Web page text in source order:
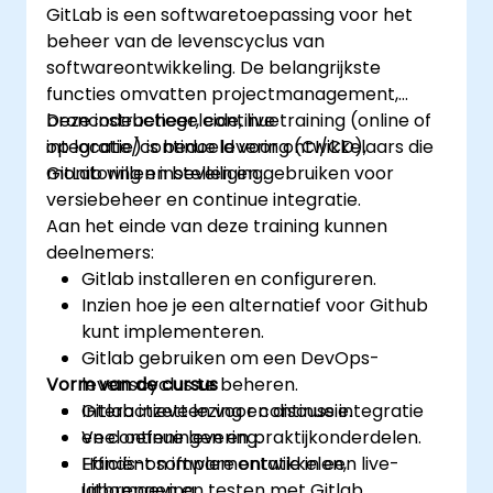
GitLab is een softwaretoepassing voor het
beheer van de levenscyclus van
softwareontwikkeling. De belangrijkste
functies omvatten projectmanagement,
broncodebeheer, continue
integratie/continue levering (CI/CD),
monitoring en beveiliging.
Deze instructiegeleide, live training (online of
op locatie) is bedoeld voor ontwikkelaars die
GitLab willen instellen en gebruiken voor
versiebeheer en continue integratie.
Aan het einde van deze training kunnen
deelnemers:
Gitlab installeren en configureren.
Inzien hoe je een alternatief voor Github
kunt implementeren.
Gitlab gebruiken om een DevOps-
levenscyclus te beheren.
Gitlab inzetten voor continue integratie
en continue levering.
Efficiënt software ontwikkelen,
Vorm van de cursus
Interactieve lezing en discussie.
Veel oefeningen en praktijkonderdelen.
Hands-on implementatie in een live-